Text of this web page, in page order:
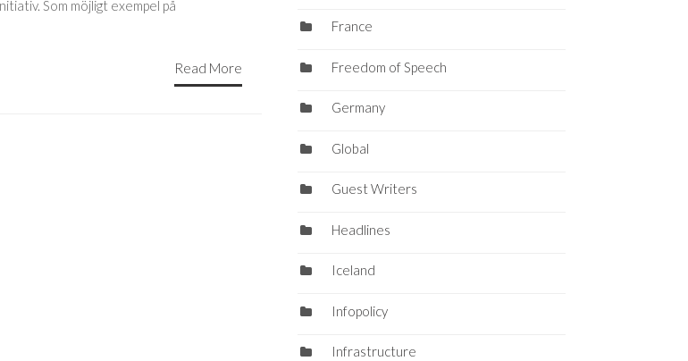
Som möjligt exempel på
Read More
France
Freedom of Speech
Germany
Global
Guest Writers
Headlines
Iceland
Infopolicy
Infrastructure